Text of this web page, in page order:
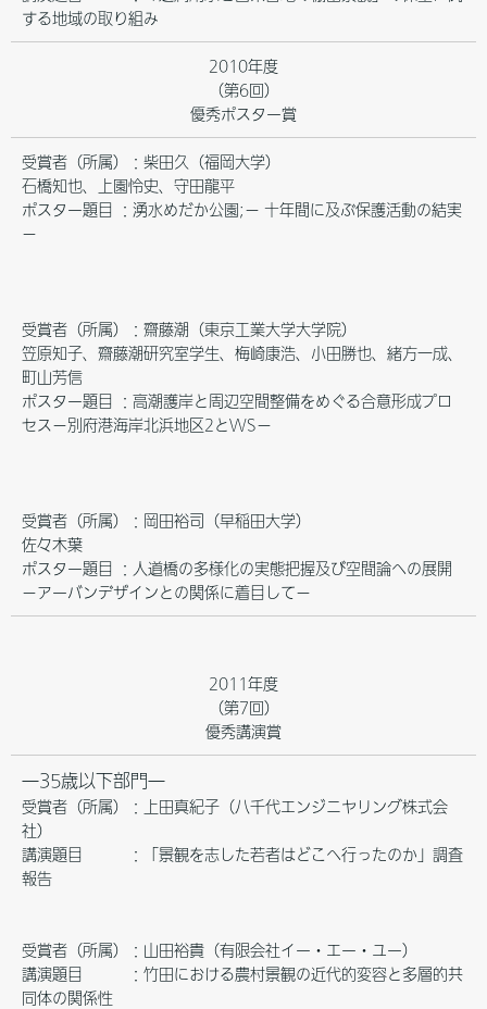
する地域の取り組み
2010年度
（第6回）
優秀ポスター賞
受賞者（所属）：柴田久（福岡大学）
石橋知也、上園怜史、守田龍平
ポスター題目 ：湧水めだか公園;－ 十年間に及ぶ保護活動の結実
－
受賞者（所属）：齋藤潮（東京工業大学大学院）
笠原知子、齋藤潮研究室学生、梅崎康浩、小田勝也、緒方一成、
町山芳信
ポスター題目 ：高潮護岸と周辺空間整備をめぐる合意形成プロ
セス－別府港海岸北浜地区2とWS－
受賞者（所属）：岡田裕司（早稲田大学）
佐々木葉
ポスター題目 ：人道橋の多様化の実態把握及び空間論への展開
－アーバンデザインとの関係に着目して－
2011年度
（第7回）
優秀講演賞
―35歳以下部門―
受賞者（所属）：上田真紀子（八千代エンジニヤリング株式会
社）
講演題目 ：「景観を志した若者はどこへ行ったのか」調査
報告
受賞者（所属）：山田裕貴（有限会社イー・エー・ユー）
講演題目 ：竹田における農村景観の近代的変容と多層的共
同体の関係性